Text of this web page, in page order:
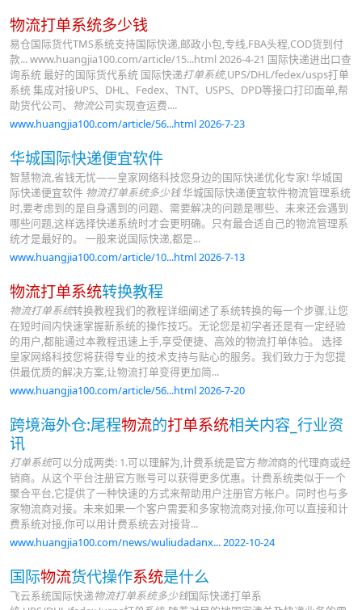
物流打单系统多少钱
易仓国际货代TMS系统支持国际快递,邮政小包,专线,FBA头程,COD货到付
款... www.huangjia100.com/article/15...html 2026-4-21 国际快递进出口查
询系统 最好的国际货代系统 国际快递打单系统,UPS/DHL/fedex/usps打单
系统 集成对接UPS、DHL、Fedex、TNT、USPS、DPD等接口打印面单,帮
助货代公司、 物流公司实现查运费....
www.huangjia100.com/article/56...html 2026-7-23
华城国际快递便宜软件
智慧物流,省钱无忧——皇家网络科技您身边的国际快递优化专家! 华城国
际快递便宜软件 物流打单系统多少钱华城国际快递便宜软件物流管理系统
时,要考虑到的是自身遇到的问题、需要解决的问题是哪些、未来还会遇到
哪些问题,这样选择快递系统时才会更明确。只有最合适自己的物流管理系
统才是最好的。 一般来说国际快递,都是...
www.huangjia100.com/article/10...html 2026-7-13
物流打单系统转换教程
物流打单系统转换教程我们的教程详细阐述了系统转换的每一个步骤,让您
在短时间内快速掌握新系统的操作技巧。无论您是初学者还是有一定经验
的用户,都能通过本教程迅速上手,享受便捷、高效的物流打单体验。 选择
皇家网络科技您将获得专业的技术支持与贴心的服务。我们致力于为您提
供最优质的解决方案,让物流打单变得更加简...
www.huangjia100.com/article/56...html 2026-7-20
跨境海外仓:尾程物流的打单系统相关内容_行业资
讯
打单系统可以分成两类: 1.可以理解为,计费系统是官方物流商的代理商或经
销商。从这个平台注册官方账号可以获得更多优惠。计费系统类似于一个
聚合平台,它提供了一种快速的方式来帮助用户注册官方帐户。同时也与多
家物流商对接。未来如果一个客户需要和多家物流商对接,你可以直接和计
费系统对接,你可以用计费系统去对接背...
www.huangjia100.com/news/wuliudadanx... 2022-10-24
国际物流货代操作系统是什么
飞云系统国际快递物流打单系统多少钱国际快递打单系